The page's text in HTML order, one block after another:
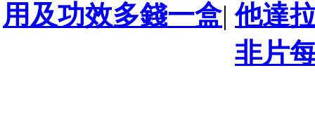
用及功效多錢一盒|他達
非片